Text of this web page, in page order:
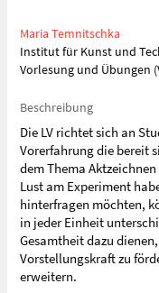
Maria Temnitschka
Institut für Kunst und
Vorlesung und Übungen
Beschreibung
Die LV richtet sich an
Vorerfahrung die bereit
dem Thema
Lust am Experiment
hinterfragen möchten,
in jeder Einheit
Gesamtheit dazu
Vorstellungskraft zu
erweitern.